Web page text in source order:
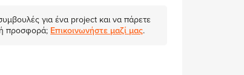
για ένα project και να πάρετε
προσφορά; Επικοινωνήστε μαζί μας.